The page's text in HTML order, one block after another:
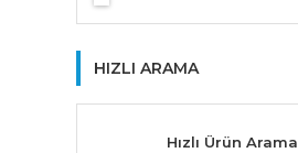
HIZLI ARAMA
Hızlı Ürün Arama